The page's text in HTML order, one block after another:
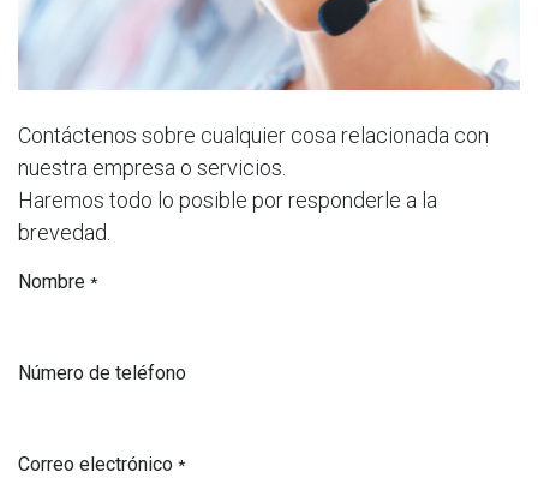
Contáctenos sobre cualquier cosa relacionada con
nuestra empresa o servicios.
Haremos todo lo posible por responderle a la
brevedad.
Nombre *
Número de teléfono
Correo electrónico *